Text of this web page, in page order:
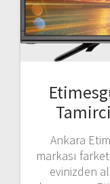
Ankara
markası
evinizden